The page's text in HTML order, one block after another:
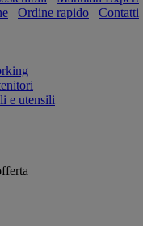
Ordine rapido
Contatti
e utensili